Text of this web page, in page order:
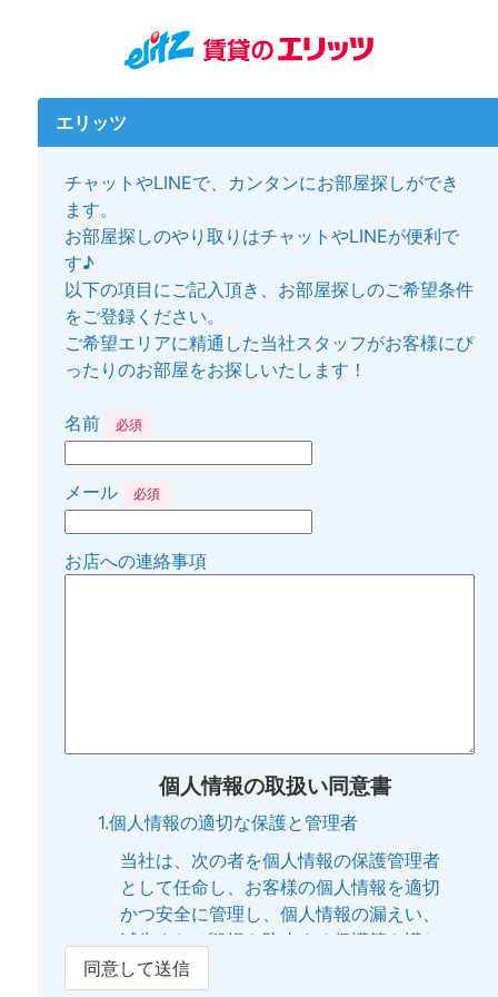
エリッツ
チャットやLINEで、カンタンにお部屋探しができ
ます。
お部屋探しのやり取りはチャットやLINEが便利で
す♪
以下の項目にご記入頂き、お部屋探しのご希望条件
をご登録ください。
ご希望エリアに精通した当社スタッフがお客様にぴ
ったりのお部屋をお探しいたします！
名前 必須
メール 必須
お店への連絡事項
個人情報の取扱い同意書
1.個人情報の適切な保護と管理者
当社は、次の者を個人情報の保護管理者
として任命し、お客様の個人情報を適切
かつ安全に管理し、個人情報の漏えい、
滅失または毀損を防止する保護策を講じ
ています。
同意して送信